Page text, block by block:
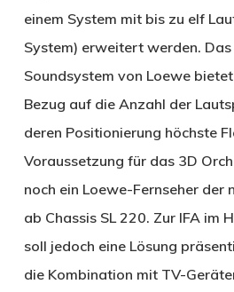
einem System mit bis zu elf
System) erweitert werden.
Soundsystem von Loewe
Bezug auf die Anzahl der
deren Positionierung höchste
Voraussetzung für das 3D
noch ein Loewe-Fernseher der
ab Chassis SL 220. Zur IFA im
soll jedoch eine Lösung
die Kombination mit TV-